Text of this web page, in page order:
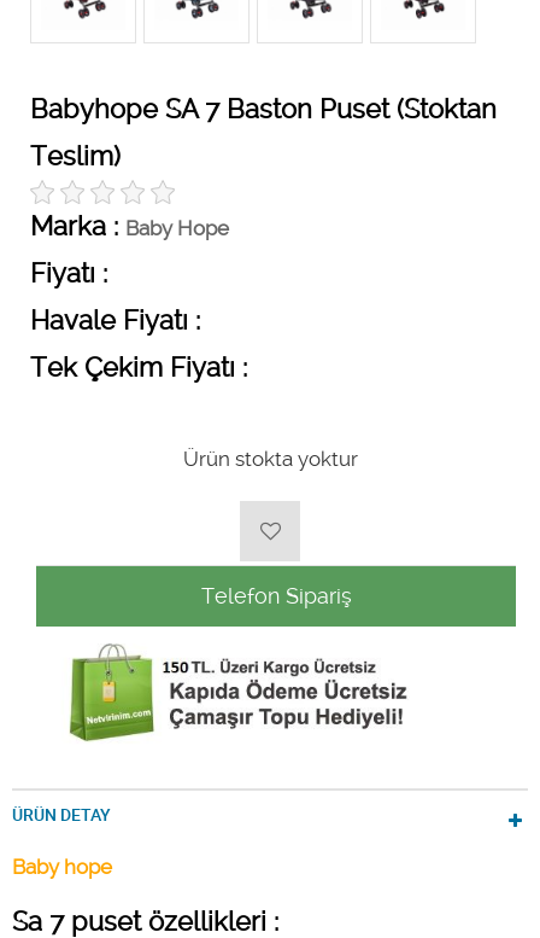
Babyhope SA 7 Baston Puset (Stoktan
Teslim)
Marka : Baby Hope
Fiyatı :
Havale Fiyatı :
Tek Çekim Fiyatı :
Ürün stokta yoktur
Telefon Sipariş
ÜRÜN DETAY
Baby hope
Sa 7 puset özellikleri :